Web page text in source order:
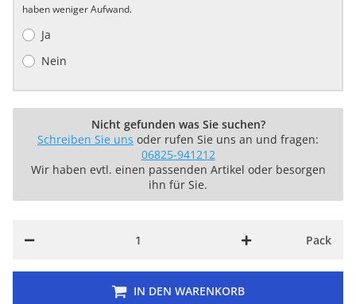
haben weniger Aufwand.
Ja
Nein
Nicht gefunden was Sie suchen?
Schreiben Sie uns oder rufen Sie uns an und fragen:
06825-941212
Wir haben evtl. einen passenden Artikel oder besorgen
ihn für Sie.
Pack
IN DEN WARENKORB